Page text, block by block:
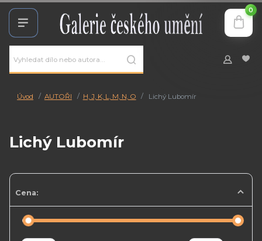
0
Úvod AUTOŘI H, J, K, L, M, N, O Lichý Lubomír
Lichý Lubomír
Cena: